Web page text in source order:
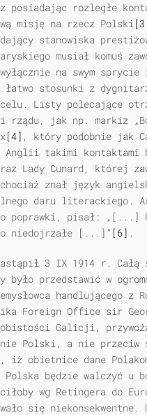
rozległe
misję na rzecz Polski
stanowiska
musiał komuś
na swym
stosunki z
Listy polecające
rządu, jak np. markiz
[4] , który podobnie jak
Anglii takimi
Lady Cunard, której
znał język
daru literackiego.
poprawki, pisał: „[...]
niedojrzałe [...]” [6] .
3 IX 1914 r. Całą
przedstawić w
handlującego
Foreign Office sir
Galicji,
Polski, a nie przeciw
iż obietnice dane
będzie walczyć u
wg Retingera do
się niekonsekwentne.